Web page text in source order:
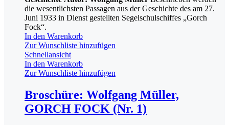
die wesentlichsten Passagen aus der Geschichte des am 27.
Juni 1933 in Dienst gestellten Segelschulschiffes „Gorch
Fock“.
In den Warenkorb
Zur Wunschliste hinzufügen
Schnellansicht
In den Warenkorb
Zur Wunschliste hinzufügen
Broschüre: Wolfgang Müller,
GORCH FOCK (Nr. 1)